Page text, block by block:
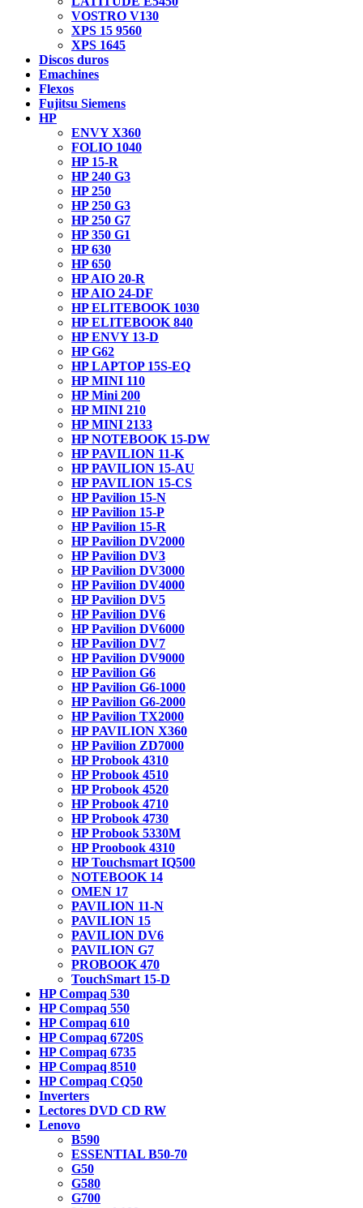
VOSTRO V130
XPS 15 9560
XPS 1645
Discos duros
Emachines
Flexos
Fujitsu Siemens
HP
ENVY X360
FOLIO 1040
HP 15-R
HP 240 G3
HP 250
HP 250 G3
HP 250 G7
HP 350 G1
HP 630
HP 650
HP AIO 20-R
HP AIO 24-DF
HP ELITEBOOK 1030
HP ELITEBOOK 840
HP ENVY 13-D
HP G62
HP LAPTOP 15S-EQ
HP MINI 110
HP Mini 200
HP MINI 210
HP MINI 2133
HP NOTEBOOK 15-DW
HP PAVILION 11-K
HP PAVILION 15-AU
HP PAVILION 15-CS
HP Pavilion 15-N
HP Pavilion 15-P
HP Pavilion 15-R
HP Pavilion DV2000
HP Pavilion DV3
HP Pavilion DV3000
HP Pavilion DV4000
HP Pavilion DV5
HP Pavilion DV6
HP Pavilion DV6000
HP Pavilion DV7
HP Pavilion DV9000
HP Pavilion G6
HP Pavilion G6-1000
HP Pavilion G6-2000
HP Pavilion TX2000
HP PAVILION X360
HP Pavilion ZD7000
HP Probook 4310
HP Probook 4510
HP Probook 4520
HP Probook 4710
HP Probook 4730
HP Probook 5330M
HP Proobook 4310
HP Touchsmart IQ500
NOTEBOOK 14
OMEN 17
PAVILION 11-N
PAVILION 15
PAVILION DV6
PAVILION G7
PROBOOK 470
TouchSmart 15-D
HP Compaq 530
HP Compaq 550
HP Compaq 610
HP Compaq 6720S
HP Compaq 6735
HP Compaq 8510
HP Compaq CQ50
Inverters
Lectores DVD CD RW
Lenovo
B590
ESSENTIAL B50-70
G50
G580
G700